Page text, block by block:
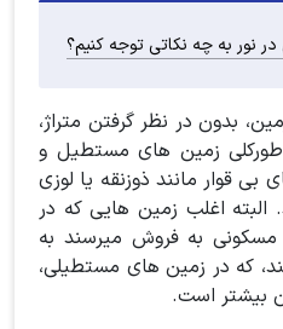
نور به چه نکاتی توجه کنیم؟
بدون در نظر گرفتن متراژ،
زمین های مستطیل و
قوار مانند ذوزنقه یا لوزی
البته اغلب زمین هایی که در
مسکونی به فروش میرسند به
که در زمین های مستطیلی،
بیشتر است.